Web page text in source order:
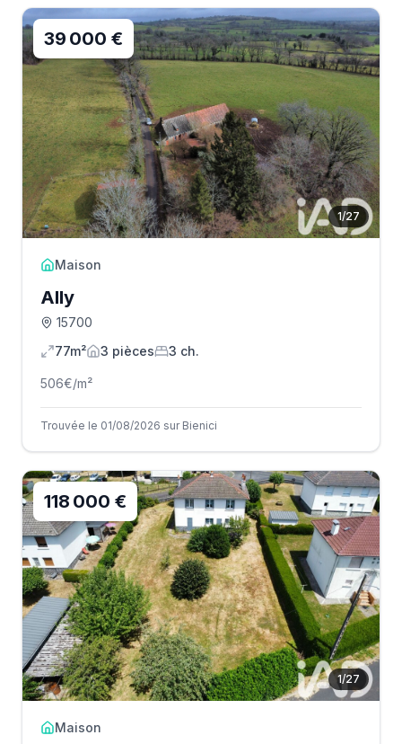
1/27
39 000 €
Maison
Ally
15700
77m²
3 pièces 3 ch.
506€/m²
Trouvée le 01/08/2026 sur Bienici
1/27
118 000 €
Maison